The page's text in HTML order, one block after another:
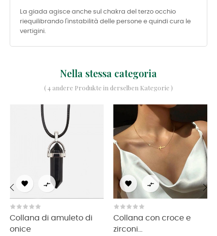
La giada agisce anche sul chakra del terzo occhio
riequilibrando l'instabilità delle persone e quindi cura le
vertigini.
Nella stessa categoria
( 4 andere Produkte in derselben Kategorie )
 
Collana di amuleto di
onice
 
Collana con croce e
zirconi...
‹